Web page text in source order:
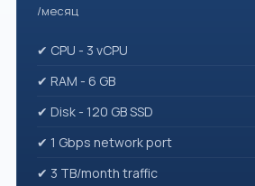
/месяц
✔ CPU - 3 vCPU
✔ RAM - 6 GB
✔ Disk - 120 GB SSD
✔ 1 Gbps network port
✔ 3 TB/month traffic